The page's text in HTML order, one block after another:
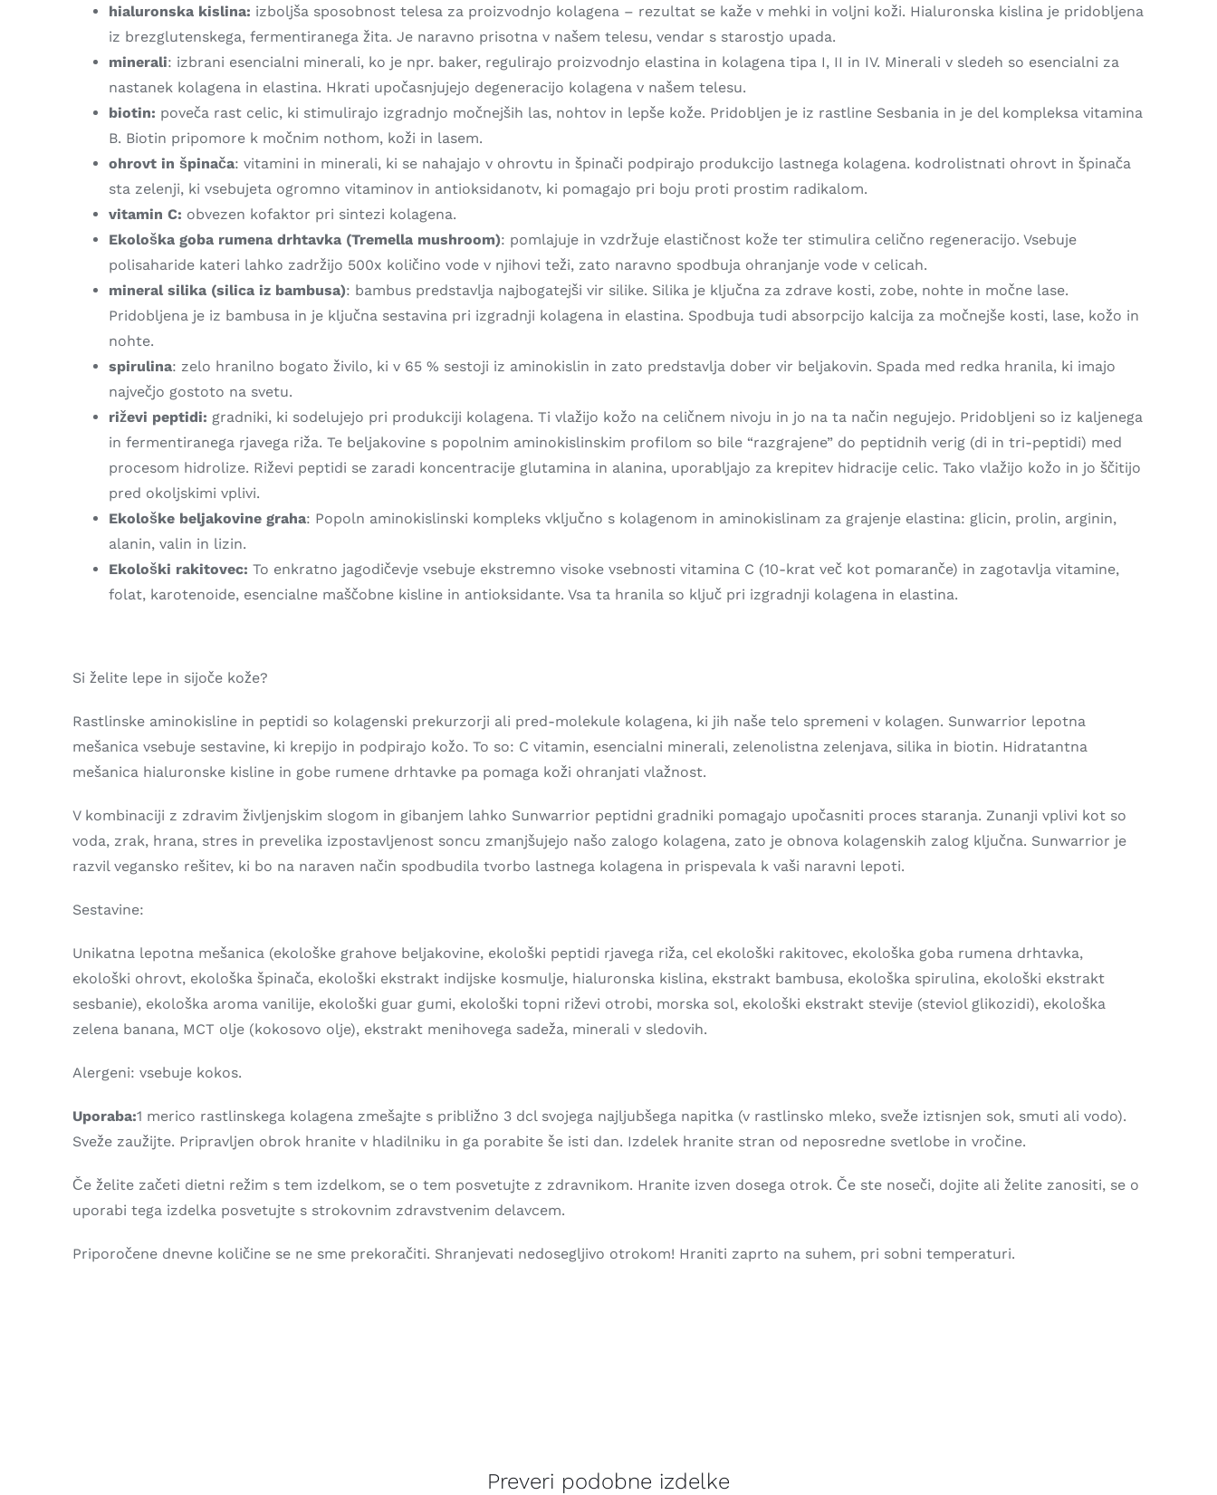
hialuronska kislina: izboljša sposobnost telesa za proizvodnjo kolagena – rezultat se kaže v mehki in voljni koži. Hialuronska kislina je pridobljena
iz brezglutenskega, fermentiranega žita. Je naravno prisotna v našem telesu, vendar s starostjo upada.
minerali: izbrani esencialni minerali, ko je npr. baker, regulirajo proizvodnjo elastina in kolagena tipa I, II in IV. Minerali v sledeh so esencialni za
nastanek kolagena in elastina. Hkrati upočasnjujejo degeneracijo kolagena v našem telesu.
biotin: poveča rast celic, ki stimulirajo izgradnjo močnejših las, nohtov in lepše kože. Pridobljen je iz rastline Sesbania in je del kompleksa vitamina
B. Biotin pripomore k močnim nothom, koži in lasem.
ohrovt in špinača: vitamini in minerali, ki se nahajajo v ohrovtu in špinači podpirajo produkcijo lastnega kolagena. kodrolistnati ohrovt in špinača
sta zelenji, ki vsebujeta ogromno vitaminov in antioksidanotv, ki pomagajo pri boju proti prostim radikalom.
vitamin C: obvezen kofaktor pri sintezi kolagena.
Ekološka goba rumena drhtavka (Tremella mushroom): pomlajuje in vzdržuje elastičnost kože ter stimulira celično regeneracijo. Vsebuje
polisaharide kateri lahko zadržijo 500x količino vode v njihovi teži, zato naravno spodbuja ohranjanje vode v celicah.
mineral silika (silica iz bambusa): bambus predstavlja najbogatejši vir silike. Silika je ključna za zdrave kosti, zobe, nohte in močne lase.
Pridobljena je iz bambusa in je ključna sestavina pri izgradnji kolagena in elastina. Spodbuja tudi absorpcijo kalcija za močnejše kosti, lase, kožo in
nohte.
spirulina: zelo hranilno bogato živilo, ki v 65 % sestoji iz aminokislin in zato predstavlja dober vir beljakovin. Spada med redka hranila, ki imajo
največjo gostoto na svetu.
riževi peptidi: gradniki, ki sodelujejo pri produkciji kolagena. Ti vlažijo kožo na celičnem nivoju in jo na ta način negujejo. Pridobljeni so iz kaljenega
in fermentiranega rjavega riža. Te beljakovine s popolnim aminokislinskim profilom so bile “razgrajene” do peptidnih verig (di in tri-peptidi) med
procesom hidrolize. Riževi peptidi se zaradi koncentracije glutamina in alanina, uporabljajo za krepitev hidracije celic. Tako vlažijo kožo in jo ščitijo
pred okoljskimi vplivi.
Ekološke beljakovine graha: Popoln aminokislinski kompleks vključno s kolagenom in aminokislinam za grajenje elastina: glicin, prolin, arginin,
alanin, valin in lizin.
Ekološki rakitovec: To enkratno jagodičevje vsebuje ekstremno visoke vsebnosti vitamina C (10-krat več kot pomaranče) in zagotavlja vitamine,
folat, karotenoide, esencialne maščobne kisline in antioksidante. Vsa ta hranila so ključ pri izgradnji kolagena in elastina.
Si želite lepe in sijoče kože?
Rastlinske aminokisline in peptidi so kolagenski prekurzorji ali pred-molekule kolagena, ki jih naše telo spremeni v kolagen. Sunwarrior lepotna
mešanica vsebuje sestavine, ki krepijo in podpirajo kožo. To so: C vitamin, esencialni minerali, zelenolistna zelenjava, silika in biotin. Hidratantna
mešanica hialuronske kisline in gobe rumene drhtavke pa pomaga koži ohranjati vlažnost.
V kombinaciji z zdravim življenjskim slogom in gibanjem lahko Sunwarrior peptidni gradniki pomagajo upočasniti proces staranja. Zunanji vplivi kot so
voda, zrak, hrana, stres in prevelika izpostavljenost soncu zmanjšujejo našo zalogo kolagena, zato je obnova kolagenskih zalog ključna. Sunwarrior je
razvil vegansko rešitev, ki bo na naraven način spodbudila tvorbo lastnega kolagena in prispevala k vaši naravni lepoti.
Sestavine:
Unikatna lepotna mešanica (ekološke grahove beljakovine, ekološki peptidi rjavega riža, cel ekološki rakitovec, ekološka goba rumena drhtavka,
ekološki ohrovt, ekološka špinača, ekološki ekstrakt indijske kosmulje, hialuronska kislina, ekstrakt bambusa, ekološka spirulina, ekološki ekstrakt
sesbanie), ekološka aroma vanilije, ekološki guar gumi, ekološki topni riževi otrobi, morska sol, ekološki ekstrakt stevije (steviol glikozidi), ekološka
zelena banana, MCT olje (kokosovo olje), ekstrakt menihovega sadeža, minerali v sledovih.
Alergeni: vsebuje kokos.
Uporaba:1 merico rastlinskega kolagena zmešajte s približno 3 dcl svojega najljubšega napitka (v rastlinsko mleko, sveže iztisnjen sok, smuti ali vodo).
Sveže zaužijte. Pripravljen obrok hranite v hladilniku in ga porabite še isti dan. Izdelek hranite stran od neposredne svetlobe in vročine.
Če želite začeti dietni režim s tem izdelkom, se o tem posvetujte z zdravnikom. Hranite izven dosega otrok. Če ste noseči, dojite ali želite zanositi, se o
uporabi tega izdelka posvetujte s strokovnim zdravstvenim delavcem.
Priporočene dnevne količine se ne sme prekoračiti. Shranjevati nedosegljivo otrokom! Hraniti zaprto na suhem, pri sobni temperaturi.
Preveri podobne izdelke